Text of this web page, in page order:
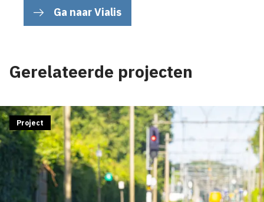
Ga naar Vialis
Gerelateerde projecten
Project